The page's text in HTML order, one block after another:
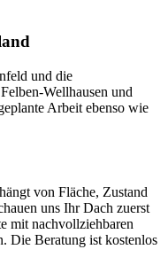
und die
Wellhausen und
Arbeit ebenso wie
von Fläche, Zustand
uns Ihr Dach zuerst
mit nachvollziehbaren
Die Beratung ist kostenlos